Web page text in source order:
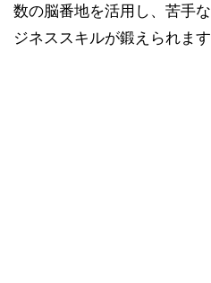
数の脳番地を活用し、苦手
ジネススキルが鍛えられます